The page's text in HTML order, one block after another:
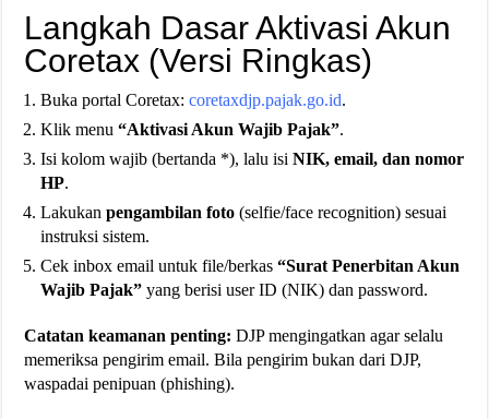
Langkah Dasar Aktivasi Akun
Coretax (Versi Ringkas)
Buka portal Coretax:coretaxdjp.pajak.go.id.
Klik menu“Aktivasi Akun Wajib Pajak”.
Isi kolom wajib (bertanda *), lalu isiNIK, email, dan nomor
HP.
Lakukanpengambilan foto (selfie/face recognition) sesuai
instruksi sistem.
Cek inbox email untuk file/berkas“Surat Penerbitan Akun
Wajib Pajak” yang berisi user ID (NIK) dan password.
Catatan keamanan penting: DJP mengingatkan agar selalu
memeriksa pengirim email. Bila pengirim bukan dari DJP,
waspadai penipuan (phishing).